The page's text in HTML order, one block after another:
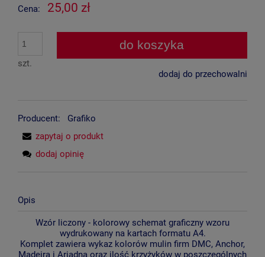
Cena: 25,00 zł
szt.
do koszyka
dodaj do przechowalni
Producent:
Grafiko
zapytaj o produkt
dodaj opinię
Opis
Wzór liczony - kolorowy schemat graficzny wzoru
wydrukowany na kartach formatu A4.
Komplet zawiera wykaz kolorów mulin firm DMC, Anchor,
Madeira i Ariadna oraz ilość krzyżyków w poszczególnych